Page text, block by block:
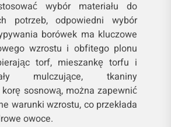
wybór materiału do
potrzeb, odpowiedni wybór
borówek ma kluczowe
wzrostu i obfitego plonu
torf, mieszankę torfu i
mulczujące, tkaniny
sosnową, można zapewnić
warunki wzrostu, co przekłada
owoce.